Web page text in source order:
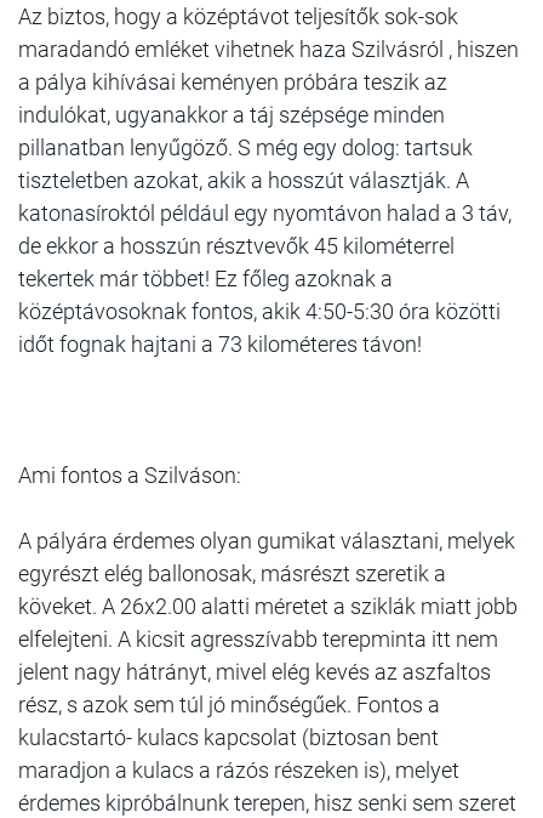
Az biztos, hogy a középtávot teljesítők sok-sok
maradandó emléket vihetnek haza Szilvásról , hiszen
a pálya kihívásai keményen próbára teszik az
indulókat, ugyanakkor a táj szépsége minden
pillanatban lenyűgöző. S még egy dolog: tartsuk
tiszteletben azokat, akik a hosszút választják. A
katonasíroktól például egy nyomtávon halad a 3 táv,
de ekkor a hosszún résztvevők 45 kilométerrel
tekertek már többet! Ez főleg azoknak a
középtávosoknak fontos, akik 4:50-5:30 óra közötti
időt fognak hajtani a 73 kilométeres távon!
Ami fontos a Szilváson:
A pályára érdemes olyan gumikat választani, melyek
egyrészt elég ballonosak, másrészt szeretik a
köveket. A 26x2.00 alatti méretet a sziklák miatt jobb
elfelejteni. A kicsit agresszívabb terepminta itt nem
jelent nagy hátrányt, mivel elég kevés az aszfaltos
rész, s azok sem túl jó minőségűek. Fontos a
kulacstartó- kulacs kapcsolat (biztosan bent
maradjon a kulacs a rázós részeken is), melyet
érdemes kipróbálnunk terepen, hisz senki sem szeret